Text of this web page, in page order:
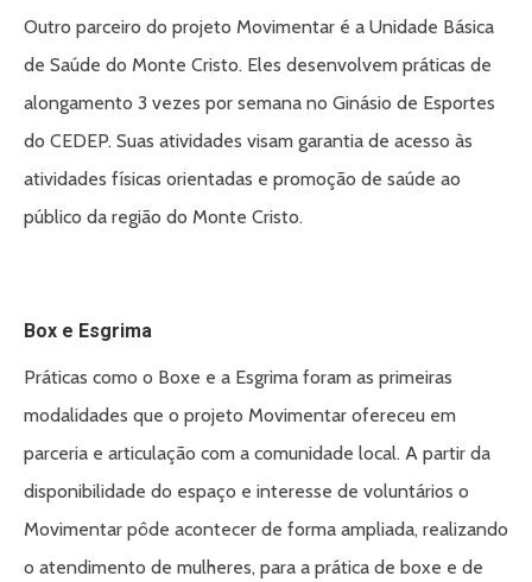
Outro parceiro do projeto Movimentar é a Unidade Básica
de Saúde do Monte Cristo. Eles desenvolvem práticas de
alongamento 3 vezes por semana no Ginásio de Esportes
do CEDEP. Suas atividades visam garantia de acesso às
atividades físicas orientadas e promoção de saúde ao
público da região do Monte Cristo.
Box e Esgrima
Práticas como o Boxe e a Esgrima foram as primeiras
modalidades que o projeto Movimentar ofereceu em
parceria e articulação com a comunidade local. A partir da
disponibilidade do espaço e interesse de voluntários o
Movimentar pôde acontecer de forma ampliada, realizando
o atendimento de mulheres, para a prática de boxe e de